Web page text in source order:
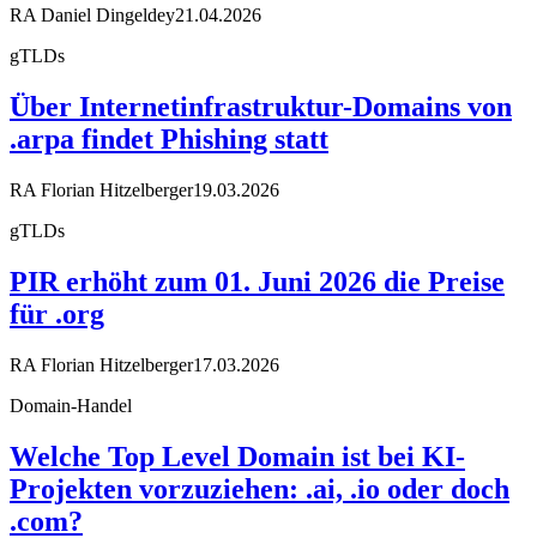
RA Daniel Dingeldey21.04.2026
gTLDs
Über Internetinfrastruktur-Domains von
.arpa findet Phishing statt
RA Florian Hitzelberger19.03.2026
gTLDs
PIR erhöht zum 01. Juni 2026 die Preise
für .org
RA Florian Hitzelberger17.03.2026
Domain-Handel
Welche Top Level Domain ist bei KI-
Projekten vorzuziehen: .ai, .io oder doch
.com?